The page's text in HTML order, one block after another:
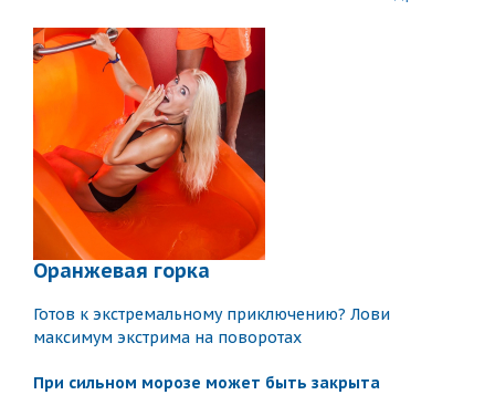
Оранжевая горка
Готов к экстремальному приключению? Лови
максимум экстрима на поворотах
При сильном морозе может быть закрыта